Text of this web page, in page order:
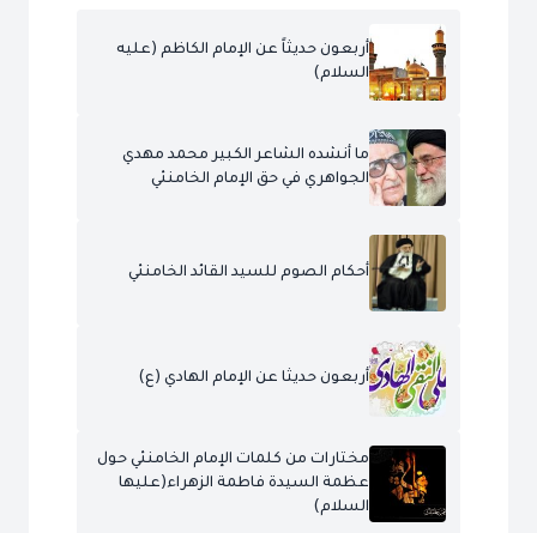
أربعون حديثاً عن الإمام الكاظم (عليه
السلام)
ما أنشده الشاعر الكبير محمد مهدي
الجواهري في حق الإمام الخامنئي
أحكام الصوم للسيد القائد الخامنئي
أربعون حديثا عن الإمام الهادي (ع)
مختارات من كلمات الإمام الخامنئي حول
عظمة السيدة فاطمة الزهراء(عليها
السلام)